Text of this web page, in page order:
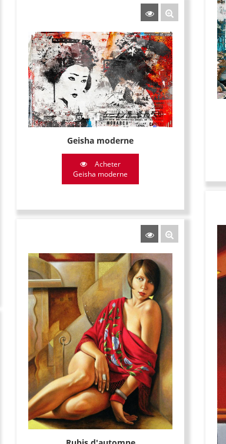
Geisha moderne
Acheter
Geisha moderne